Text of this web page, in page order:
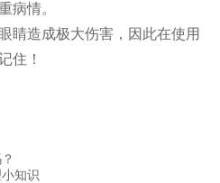
病情。
睛造成极大伤害，因此在使用
住！
知识